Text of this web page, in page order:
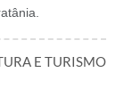
E TURISMO